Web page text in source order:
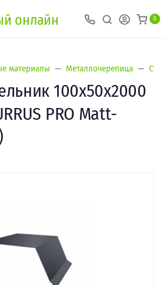
онлайн 0
материалы Металлочерепица
100х50х2000
PRO Matt-